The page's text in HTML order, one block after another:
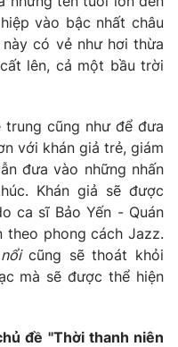
Việt Nam
vào bậc nhất châu
có vẻ như hơi thừa
lên, cả một bầu trời
cũng như để đưa
với khán giả trẻ, giám
đưa vào những nhấn
Khán giả sẽ được
ca sĩ Bảo Yến - Quán
phong cách Jazz.
cũng sẽ thoát khỏi
mà sẽ được thể hiện
đề "Thời thanh niên